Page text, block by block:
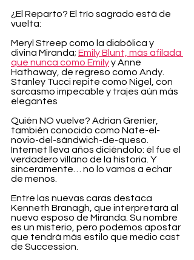
¿El Reparto? El trío sagrado está de
vuelta:
Meryl Streep como la diabólica y
divina Miranda; Emily Blunt, más afilada
que nunca como Emily y Anne
Hathaway, de regreso como Andy.
Stanley Tucci repite como Nigel, con
sarcasmo impecable y trajes aún más
elegantes
Quién NO vuelve? Adrian Grenier,
también conocido como Nate-el-
novio-del-sándwich-de-queso.
Internet lleva años diciéndolo: él fue el
verdadero villano de la historia. Y
sinceramente… no lo vamos a echar
de menos.
Entre las nuevas caras destaca
Kenneth Branagh, que interpretará al
nuevo esposo de Miranda. Su nombre
es un misterio, pero podemos apostar
que tendrá más estilo que medio cast
de Succession.